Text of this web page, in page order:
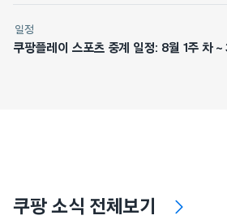
일정
쿠팡플레이 스포츠 중계 일정: 8월 1주 차 ~
쿠팡 소식 전체보기